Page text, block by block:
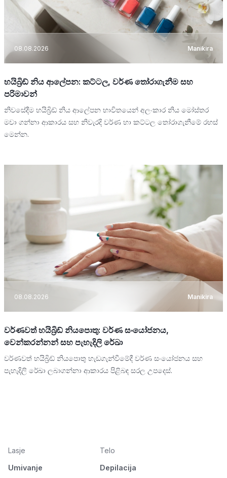
08.08.2026 Manikira
හයිබ්‍රිඩ් නිය ආලේපන: කට්ටල, වර්ණ තෝරාගැනීම සහ
පරිමාවන්
නිවසේදීම හයිබ්‍රිඩ් නිය ආලේපන භාවිතයෙන් අලංකාර නිය මෝස්තර
මවා ගන්නා ආකාරය සහ නිවැරදි වර්ණ හා කට්ටල තෝරාගැනීමේ රහස්
මෙන්න.
08.08.2026 Manikira
වර්ණවත් හයිබ්‍රිඩ් නියපොතු: වර්ණ සංයෝජනය,
වෙන්කරන්නන් සහ පැහැදිලි රේඛා
වර්ණවත් හයිබ්‍රිඩ් නියපොතු හැඩගැන්වීමේදී වර්ණ සංයෝජනය සහ
පැහැදිලි රේඛා ලබාගන්නා ආකාරය පිළිබඳ සරල උපදෙස්.
Lasje
Umivanje
Telo
Depilacija